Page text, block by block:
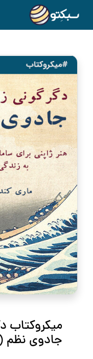
میکروکتاب
جادوی نظم